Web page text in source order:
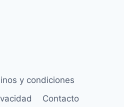
y condiciones
Contacto